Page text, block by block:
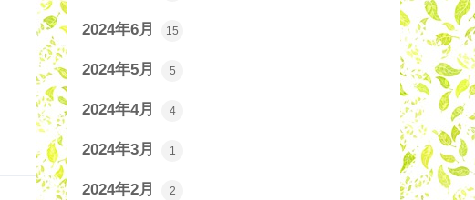
2024年6月 15
2024年5月 5
2024年4月 4
2024年3月 1
2024年2月 2